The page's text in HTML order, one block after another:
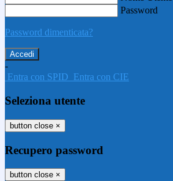
Password
Password dimenticata?
-
Entra con SPID Entra con CIE
Seleziona utente
button close ×
Recupero password
button close ×